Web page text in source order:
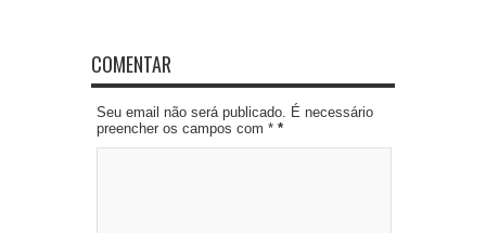
COMENTAR
Seu email não será publicado. É necessário
preencher os campos com * *